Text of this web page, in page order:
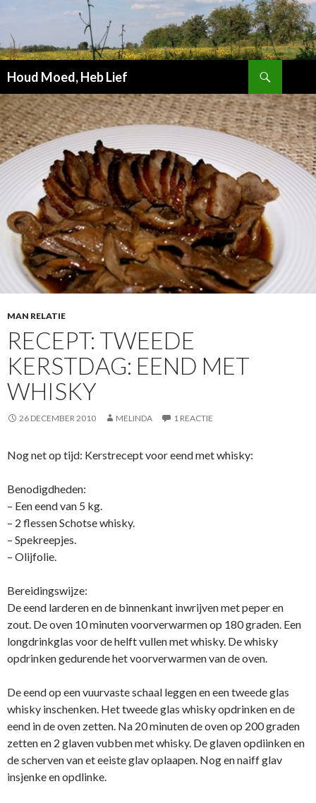
Houd Moed, Heb Lief
NAAR
INHOUD
MAN RELATIE
RECEPT: TWEEDE
KERSTDAG: EEND MET
WHISKY
26 DECEMBER 2010 MELINDA 1 REACTIE
Nog net op tijd: Kerstrecept voor eend met whisky:
Benodigdheden:
– Een eend van 5 kg.
– 2 flessen Schotse whisky.
– Spekreepjes.
– Olijfolie.
Bereidingswijze:
De eend larderen en de binnenkant inwrijven met peper en
zout. De oven 10 minuten voorverwarmen op 180 graden. Een
longdrinkglas voor de helft vullen met whisky. De whisky
opdrinken gedurende het voorverwarmen van de oven.
De eend op een vuurvaste schaal leggen en een tweede glas
whisky inschenken. Het tweede glas whisky opdrinken en de
eend in de oven zetten. Na 20 minuten de oven op 200 graden
zetten en 2 glaven vubben met whisky. De glaven opdiinken en
de scherven van et eeiste glav oplaapen. Nog en naiff glav
insjenke en opdlinke.